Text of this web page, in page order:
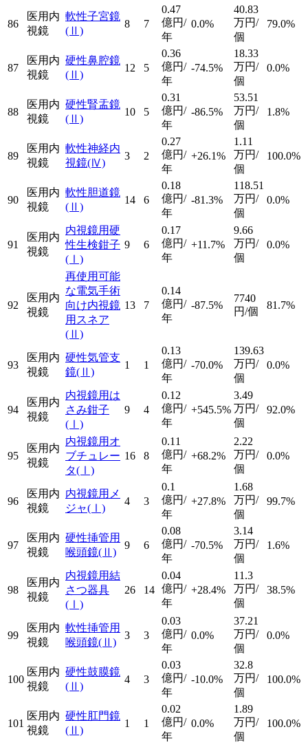
86
医用内
視鏡
軟性子宮鏡
(Ⅱ)
8 7
0.47
億円/
年
0.0%
40.83
万円/
個
79.0%
87
医用内
視鏡
硬性鼻腔鏡
(Ⅱ)
12 5
0.36
億円/
年
-74.5%
18.33
万円/
個
0.0%
88
医用内
視鏡
硬性腎盂鏡
(Ⅱ)
10 5
0.31
億円/
年
-86.5%
53.51
万円/
個
1.8%
89
医用内
視鏡
軟性神経内
視鏡(Ⅳ)
3 2
0.27
億円/
年
+26.1%
1.11
万円/
個
100.0%
90
医用内
視鏡
軟性胆道鏡
(Ⅱ)
14 6
0.18
億円/
年
-81.3%
118.51
万円/
個
0.0%
91
医用内
視鏡
内視鏡用硬
性生検鉗子
(Ⅰ)
9 6
0.17
億円/
年
+11.7%
9.66
万円/
個
0.0%
92
医用内
視鏡
再使用可能
な電気手術
向け内視鏡
用スネア
(Ⅱ)
13 7
0.14
億円/
年
-87.5%
7740
円/個
81.7%
93
医用内
視鏡
硬性気管支
鏡(Ⅱ)
1 1
0.13
億円/
年
-70.0%
139.63
万円/
個
0.0%
94
医用内
視鏡
内視鏡用は
さみ鉗子
(Ⅰ)
9 4
0.12
億円/
年
+545.5%
3.49
万円/
個
92.0%
95
医用内
視鏡
内視鏡用オ
ブチュレー
タ(Ⅰ)
16 8
0.11
億円/
年
+68.2%
2.22
万円/
個
0.0%
96
医用内
視鏡
内視鏡用メ
ジャ(Ⅰ)
4 3
0.1
億円/
年
+27.8%
1.68
万円/
個
99.7%
97
医用内
視鏡
硬性挿管用
喉頭鏡(Ⅱ)
9 6
0.08
億円/
年
-70.5%
3.14
万円/
個
1.6%
98
医用内
視鏡
内視鏡用結
さつ器具
(Ⅰ)
26 14
0.04
億円/
年
+28.4%
11.3
万円/
個
38.5%
99
医用内
視鏡
軟性挿管用
喉頭鏡(Ⅱ)
3 3
0.03
億円/
年
0.0%
37.21
万円/
個
0.0%
100
医用内
視鏡
硬性鼓膜鏡
(Ⅱ)
4 3
0.03
億円/
年
-10.0%
32.8
万円/
個
100.0%
101
医用内
視鏡
硬性肛門鏡
(Ⅱ)
1 1
0.02
億円/
年
0.0%
1.89
万円/
個
100.0%